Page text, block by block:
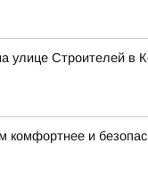
улице Строителей в
комфортнее и